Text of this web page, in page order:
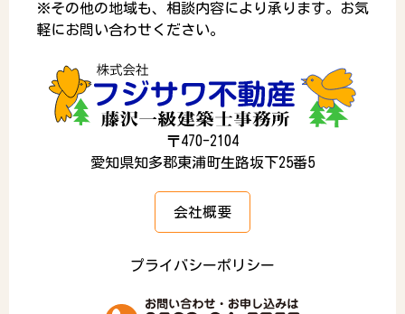
※その他の地域も、相談内容により承ります。お気
軽にお問い合わせください。
〒470-2104
愛知県知多郡東浦町生路坂下25番5
会社概要
プライバシーポリシー